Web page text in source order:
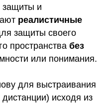
защиты и
реалистичные
защиты своего
пространства без
или понимания.
для выстраивания
исходя из